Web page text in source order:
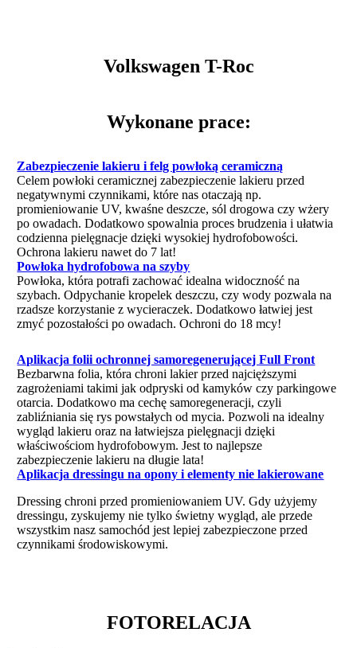
Volkswagen T-Roc
Wykonane prace:
Zabezpieczenie lakieru i felg powłoką ceramiczną
Celem powłoki ceramicznej zabezpieczenie lakieru przed
negatywnymi czynnikami, które nas otaczają np.
promieniowanie UV, kwaśne deszcze, sól drogowa czy wżery
po owadach. Dodatkowo spowalnia proces brudzenia i ułatwia
codzienna pielęgnacje dzięki wysokiej hydrofobowości.
Ochrona lakieru nawet do 7 lat!
Powłoka hydrofobowa na szyby
Powłoka, która potrafi zachować idealna widoczność na
szybach. Odpychanie kropelek deszczu, czy wody pozwala na
rzadsze korzystanie z wycieraczek. Dodatkowo łatwiej jest
zmyć pozostałości po owadach. Ochroni do 18 mcy!
Aplikacja folii ochronnej samoregenerującej Full Front
Bezbarwna folia, która chroni lakier przed najcięższymi
zagrożeniami takimi jak odpryski od kamyków czy parkingowe
otarcia. Dodatkowo ma cechę samoregeneracji, czyli
zabliźniania się rys powstałych od mycia. Pozwoli na idealny
wygląd lakieru oraz na łatwiejsza pielęgnacji dzięki
właściwościom hydrofobowym. Jest to najlepsze
zabezpieczenie lakieru na długie lata!
Aplikacja dressingu na opony i elementy nie lakierowane
Dressing chroni przed promieniowaniem UV. Gdy użyjemy
dressingu, zyskujemy nie tylko świetny wygląd, ale przede
wszystkim nasz samochód jest lepiej zabezpieczone przed
czynnikami środowiskowymi.
FOTORELACJA